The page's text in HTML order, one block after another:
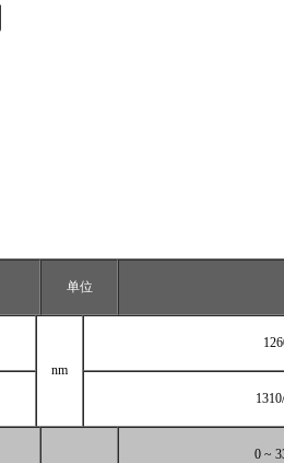
单位
nm
0 ~